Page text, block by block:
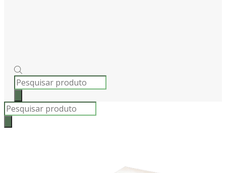
PRODUCTS
SEARCH
Products
search